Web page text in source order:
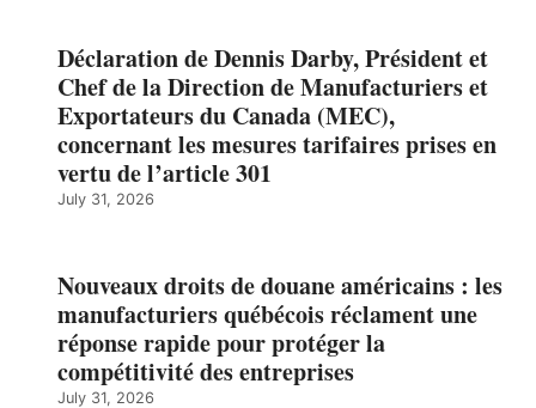
Déclaration de Dennis Darby, Président et
Chef de la Direction de Manufacturiers et
Exportateurs du Canada (MEC),
concernant les mesures tarifaires prises en
vertu de l’article 301
July 31, 2026
Nouveaux droits de douane américains : les
manufacturiers québécois réclament une
réponse rapide pour protéger la
compétitivité des entreprises
July 31, 2026